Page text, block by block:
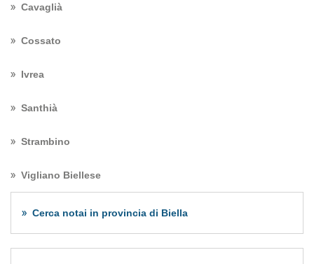
Cavaglià
Cossato
Ivrea
Santhià
Strambino
Vigliano Biellese
Cerca notai in provincia di Biella